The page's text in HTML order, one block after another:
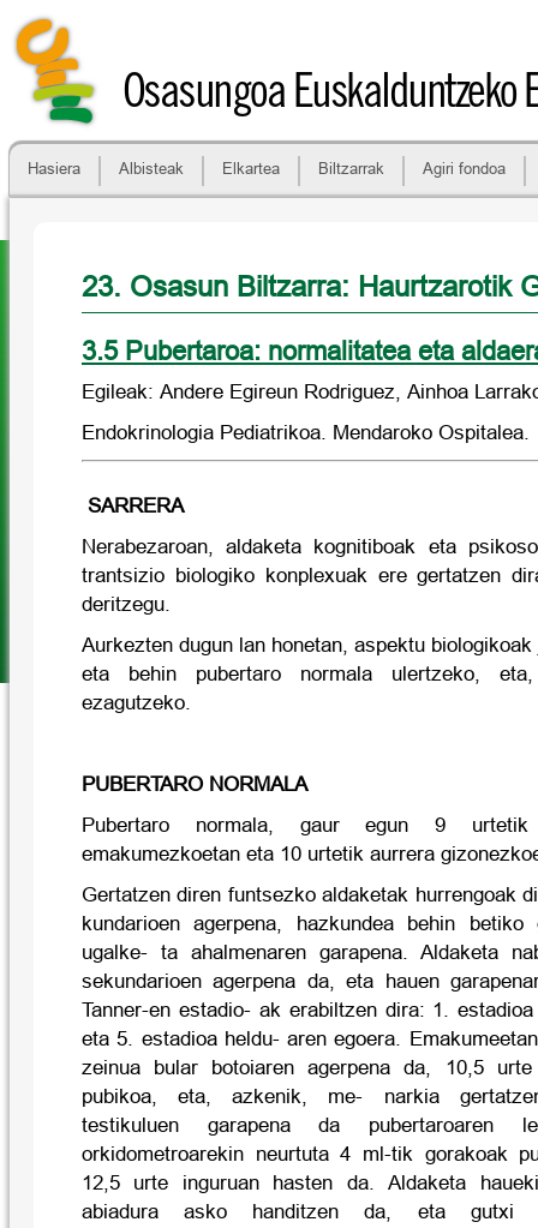
Osasungoa Euskalduntzeko
Hasiera Albisteak Elkartea Biltzarrak Agiri fondoa
23. Osasun Biltzarra: Haurtzarotik
3.5 Pubertaroa: normalitatea eta
Egileak: Andere Egireun Rodriguez, Ainhoa
Endokrinologia Pediatrikoa. Mendaroko Ospitalea.
SARRERA
Nerabezaroan, aldaketa kognitiboak eta
trantsizio biologiko konplexuak ere gertatzen
deritzegu.
Aurkezten dugun lan honetan, aspektu
eta behin pubertaro normala ulertzeko,
ezagutzeko.
PUBERTARO NORMALA
Pubertaro normala, gaur egun 9
emakumezkoetan eta 10 urtetik aurrera
Gertatzen diren funtsezko aldaketak hurrengoak
kundarioen agerpena, hazkundea behin
ugalke- ta ahalmenaren garapena. Aldaketa
sekundarioen agerpena da, eta hauen
Tanner-en estadio- ak erabiltzen dira: 1.
eta 5. estadioa heldu- aren egoera.
zeinua bular botoiaren agerpena da, 10,5
pubikoa, eta, azkenik, me- narkia
testikuluen garapena da pubertaroaren
orkidometroarekin neurtuta 4 ml-tik gorakoak
12,5 urte inguruan hasten da. Aldaketa
abiadura asko handitzen da, eta gutxi